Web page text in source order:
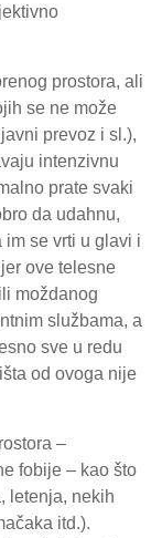
prostora, ali
se ne može
prevoz i sl.),
intenzivnu
prate svaki
da udahnu,
im se vrti u glavi i
ove telesne
moždanog
službama, a
sve u redu
od ovoga nije
–
fobije – kao što
letenja, nekih
itd.).